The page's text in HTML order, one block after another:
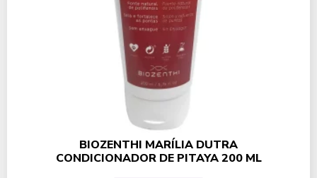
BIOZENTHI MARÍLIA DUTRA
CONDICIONADOR DE PITAYA 200 ML